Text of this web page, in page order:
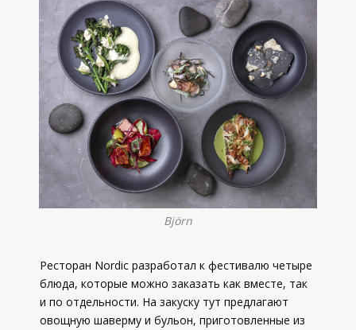
Björn
Ресторан Nordic разработал к фестивалю четыре
блюда, которые можно заказать как вместе, так
и по отдельности. На закуску тут предлагают
овощную шаверму и бульон, приготовленные из